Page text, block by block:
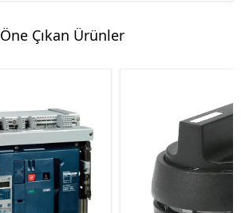
Öne Çıkan Ürünler